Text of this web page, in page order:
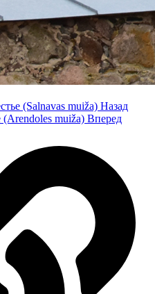
(Salnavas muiža) Назад
muiža) Вперед